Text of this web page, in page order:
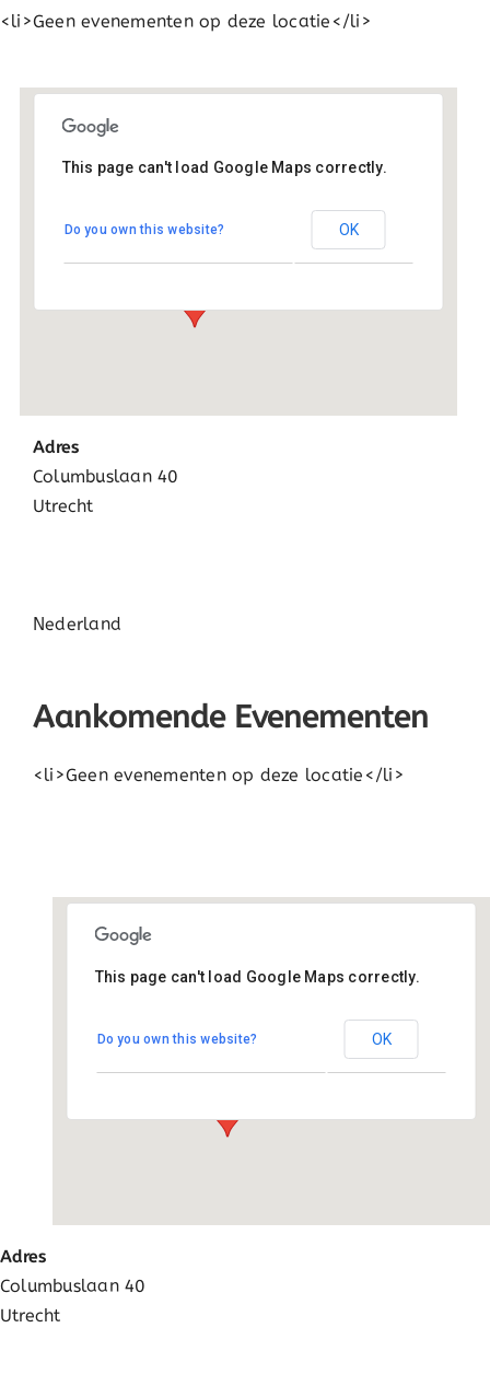
<li>Geen evenementen op deze locatie</li>
De Kaleidoscoop
Columbuslaan 40 - Utrecht
This page can't load Google Maps correctly.
Do you own this website? OK
Adres
Columbuslaan 40
Utrecht
Nederland
Aankomende Evenementen
<li>Geen evenementen op deze locatie</li>
De Kaleidoscoop
Columbuslaan 40 - Utrecht
This page can't load Google Maps correctly.
Do you own this website? OK
Adres
Columbuslaan 40
Utrecht